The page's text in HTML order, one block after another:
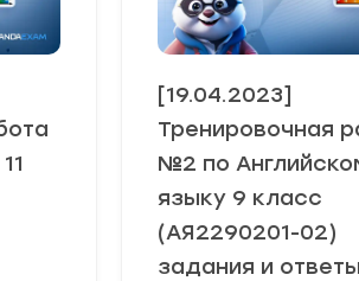
[19.04.2023]
Тренировочная
№2 по
языку 9 класс
(АЯ2290201-02)
задания и ответы